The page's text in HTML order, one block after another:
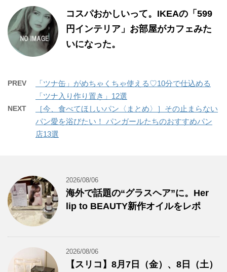
コスパおかしいって。IKEAの「599
円インテリア」お部屋がカフェみた
いになった。
PREV
「ツナ缶」がめちゃくちゃ使える♡10分で仕込める
「ツナ入り作り置き」12選
NEXT
［今、食べてほしいパン〈まとめ〉］その止まらない
パン愛を浴びたい！ パンガールたちのおすすめパン
店13選
2026/08/06
海外で話題の“グラスヘア”に。Her
lip to BEAUTY新作オイルをレポ
2026/08/06
【スリコ】8月7日（金）、8日（土）